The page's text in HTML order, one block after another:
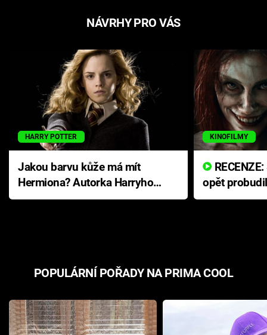
NÁVRHY PRO VÁS
HARRY POTTER
Jakou barvu kůže má mít
Hermiona? Autorka Harryho
Pottera přišla s ráznou
KINOFILMY
opět
přichází s
POPULÁRNÍ POŘADY NA PRIMA COOL